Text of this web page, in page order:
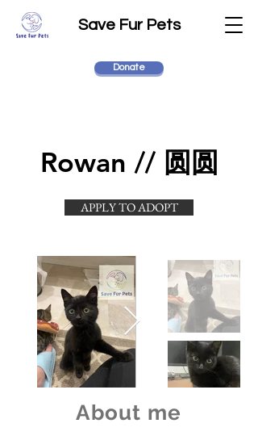
Save Fur Pets
Donate
Rowan // 圆圆
APPLY TO ADOPT
About me